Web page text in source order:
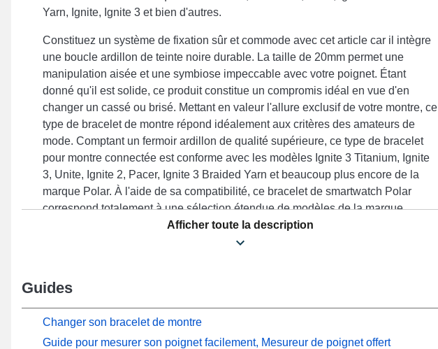
Yarn, Ignite, Ignite 3 et bien d'autres.
Constituez un système de fixation sûr et commode avec cet article car il intègre
une boucle ardillon de teinte noire durable. La taille de 20mm permet une
manipulation aisée et une symbiose impeccable avec votre poignet. Étant
donné qu'il est solide, ce produit constitue un compromis idéal en vue d'en
changer un cassé ou brisé. Mettant en valeur l'allure exclusif de votre montre, ce
type de bracelet de montre répond idéalement aux critères des amateurs de
mode. Comptant un fermoir ardillon de qualité supérieure, ce type de bracelet
pour montre connectée est conforme avec les modèles Ignite 3 Titanium, Ignite
3, Unite, Ignite 2, Pacer, Ignite 3 Braided Yarn et beaucoup plus encore de la
marque Polar. À l'aide de sa compatibilité, ce bracelet de smartwatch Polar
correspond totalement à une sélection étendue de modèles de la marque.
Afficher toute la description
Guides
Changer son bracelet de montre
Guide pour mesurer son poignet facilement, Mesureur de poignet offert